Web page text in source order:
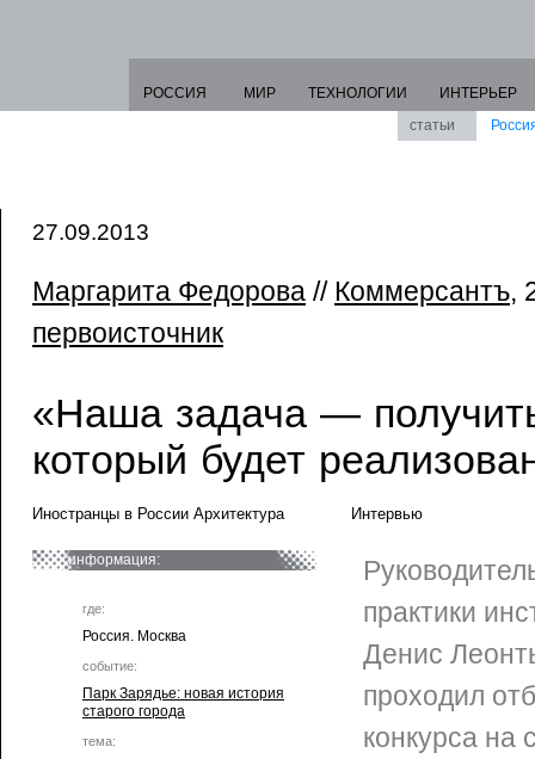
РОССИЯ МИР ТЕХНОЛОГИИ
ИНТЕРЬЕР
статьи
27.09.2013
Маргарита Федорова // Коммерсантъ,
первоисточник
«Наша задача —
который будет
Иностранцы в России Архитектура Интервью
информация:
где:
Россия. Москва
событие:
Парк Зарядье: новая история
старого города
тема:
практики
Денис
проходил
конкурса на